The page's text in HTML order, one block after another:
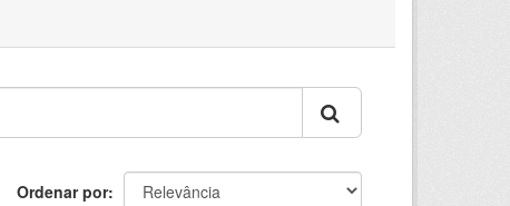
Ordenar por